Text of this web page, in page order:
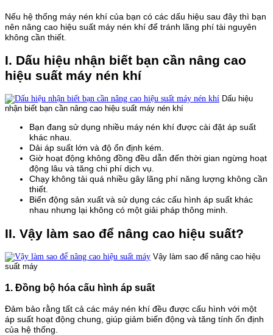
Nếu hệ thống máy nén khí của bạn có các dấu hiệu sau đây thì bạn
nên nâng cao hiệu suất máy nén khí để tránh lãng phí tài nguyên
không cần thiết.
I. Dấu hiệu nhận biết bạn cần nâng cao
hiệu suất máy nén khí
Dấu hiệu
nhận biết bạn cần nâng cao hiệu suất máy nén khí
Bạn đang sử dụng nhiều máy nén khí được cài đặt áp suất
khác nhau.
Dải áp suất lớn và độ ổn định kém.
Giờ hoạt động không đồng đều dẫn đến thời gian ngừng hoạt
động lâu và tăng chi phí dịch vụ.
Chạy không tải quá nhiều gây lãng phí năng lượng không cần
thiết.
Biến động sản xuất và sử dụng các cấu hình áp suất khác
nhau nhưng lại không có một giải pháp thông minh.
II. Vậy làm sao để nâng cao hiệu suất?
Vậy làm sao để nâng cao hiệu
suất máy
1. Đồng bộ hóa cấu hình áp suất
Đảm bảo rằng tất cả các máy nén khí đều được cấu hình với một
áp suất hoạt động chung, giúp giảm biến động và tăng tính ổn định
của hệ thống.